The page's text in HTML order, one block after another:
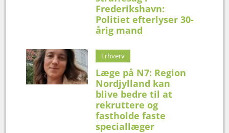
Frederikshavn:
Politiet efterlyser 30-
årig mand
Erhverv
Læge på N7: Region
Nordjylland kan
blive bedre til at
rekruttere og
fastholde faste
speciallæger